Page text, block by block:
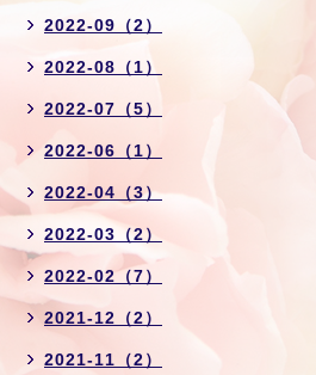
2022-09（2）
2022-08（1）
2022-07（5）
2022-06（1）
2022-04（3）
2022-03（2）
2022-02（7）
2021-12（2）
2021-11（2）